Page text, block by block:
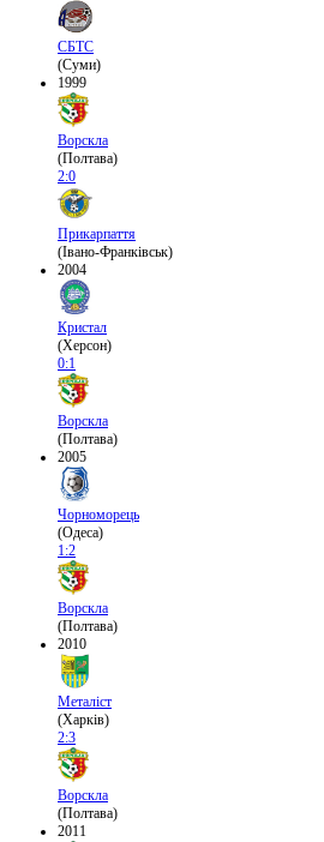
СБТС
(Суми)
1999
Ворскла
(Полтава)
2:0
Прикарпаття
(Івано-Франківськ)
2004
Кристал
(Херсон)
0:1
Ворскла
(Полтава)
2005
Чорноморець
(Одеса)
1:2
Ворскла
(Полтава)
2010
Металіст
(Харків)
2:3
Ворскла
(Полтава)
2011